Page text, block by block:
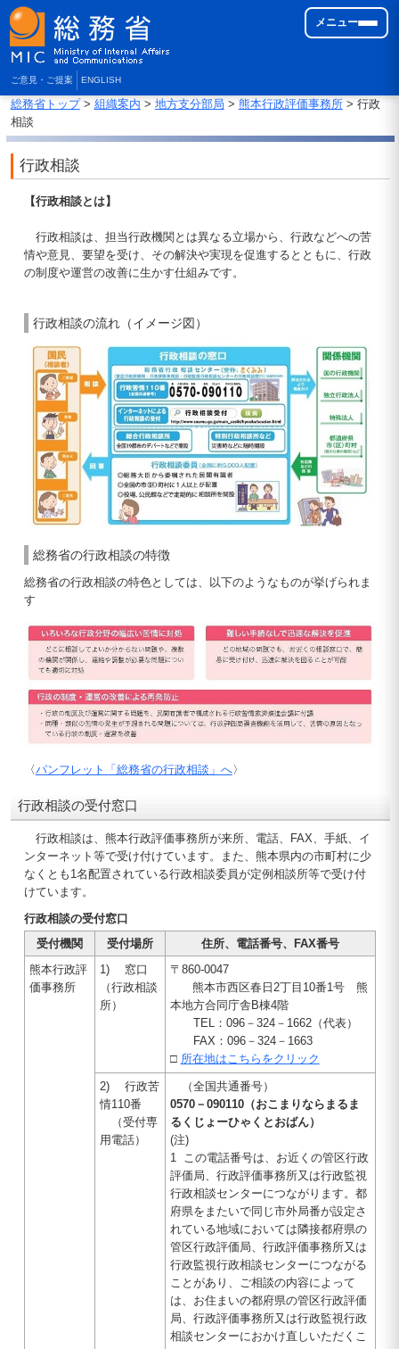
ご意見・ご提案 ENGLISH
メニュー
総務省トップ> 組織案内 > 地方支分部局 > 熊本行政評価事務所> 行政
相談
行政相談
【行政相談とは】
行政相談は、担当行政機関とは異なる立場から、行政などへの苦
情や意見、要望を受け、その解決や実現を促進するとともに、行政
の制度や運営の改善に生かす仕組みです。
行政相談の流れ（イメージ図）
総務省の行政相談の特徴
総務省の行政相談の特色としては、以下のようなものが挙げられま
す
〈パンフレット「総務省の行政相談」へ〉
行政相談の受付窓口
行政相談は、熊本行政評価事務所が来所、電話、FAX、手紙、イ
ンターネット等で受け付けています。また、熊本県内の市町村に少
なくとも1名配置されている行政相談委員が定例相談所等で受け付
けています。
行政相談の受付窓口
受付機関
受付場所
住所、電話番号、FAX番号
熊本行政評
価事務所
1) 窓口
（行政相談
所）
〒860-0047
熊本市西区春日2丁目10番1号 熊
本地方合同庁舎B棟4階
TEL：096－324－1662（代表）
FAX：096－324－1663
□ 所在地はこちらをクリック
2) 行政苦
情110番
（受付専
用電話）
（全国共通番号）
0570－090110（おこまりならまるま
るくじょーひゃくとおばん）
(注)
1 この電話番号は、お近くの管区行政
評価局、行政評価事務所又は行政監視
行政相談センターにつながります。都
府県をまたいで同じ市外局番が設定さ
れている地域においては隣接都府県の
管区行政評価局、行政評価事務所又は
行政監視行政相談センターにつながる
ことがあり、ご相談の内容によって
は、お住まいの都府県の管区行政評価
局、行政評価事務所又は行政監視行政
相談センターにおかけ直しいただくこ